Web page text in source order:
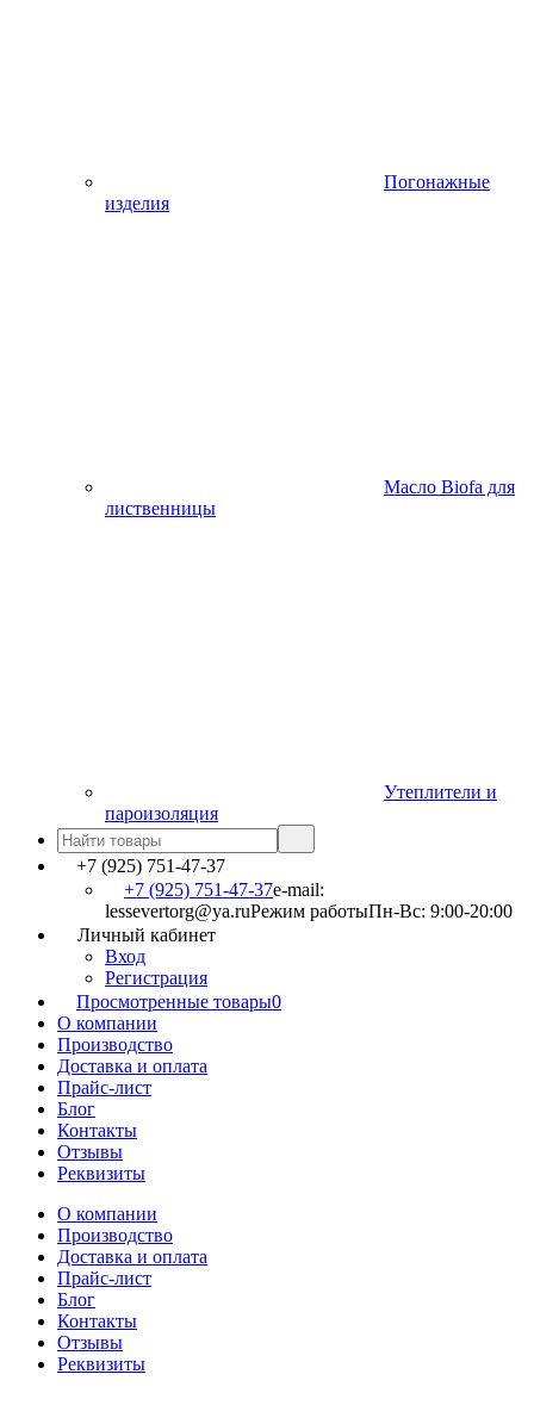
Погонажные
изделия
Масло Biofa для
лиственницы
Утеплители и
пароизоляция
+7 (925) 751-47-37
+7 (925) 751-47-37e-mail:
lessevertorg@ya.ruРежим работыПн-Вс: 9:00-20:00
Личный кабинет
Вход
Регистрация
Просмотренные товары0
О компании
Производство
Доставка и оплата
Прайс-лист
Блог
Контакты
Отзывы
Реквизиты
О компании
Производство
Доставка и оплата
Прайс-лист
Блог
Контакты
Отзывы
Реквизиты